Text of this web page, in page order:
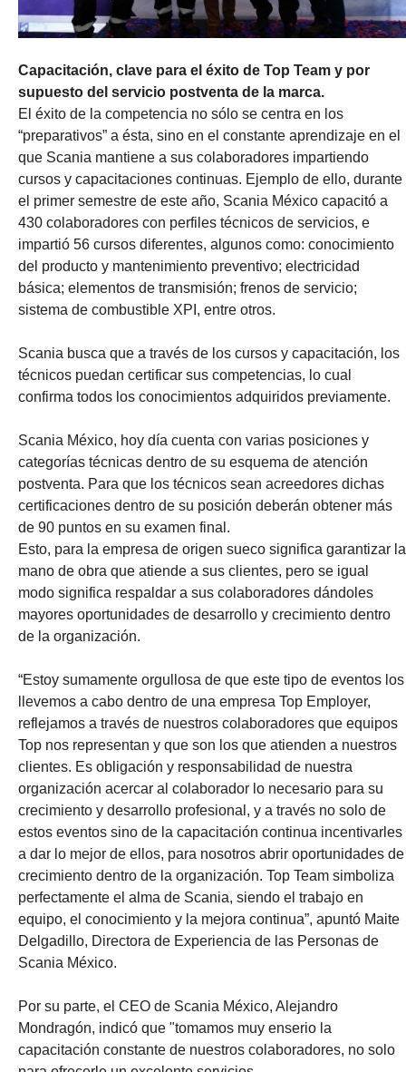
Capacitación, clave para el éxito de Top Team y por
supuesto del servicio postventa de la marca.
El éxito de la competencia no sólo se centra en los
“preparativos” a ésta, sino en el constante aprendizaje en el
que Scania mantiene a sus colaboradores impartiendo
cursos y capacitaciones continuas. Ejemplo de ello, durante
el primer semestre de este año, Scania México capacitó a
430 colaboradores con perfiles técnicos de servicios, e
impartió 56 cursos diferentes, algunos como: conocimiento
del producto y mantenimiento preventivo; electricidad
básica; elementos de transmisión; frenos de servicio;
sistema de combustible XPI, entre otros.
Scania busca que a través de los cursos y capacitación, los
técnicos puedan certificar sus competencias, lo cual
confirma todos los conocimientos adquiridos previamente.
Scania México, hoy día cuenta con varias posiciones y
categorías técnicas dentro de su esquema de atención
postventa. Para que los técnicos sean acreedores dichas
certificaciones dentro de su posición deberán obtener más
de 90 puntos en su examen final.
Esto, para la empresa de origen sueco significa garantizar la
mano de obra que atiende a sus clientes, pero se igual
modo significa respaldar a sus colaboradores dándoles
mayores oportunidades de desarrollo y crecimiento dentro
de la organización.
“Estoy sumamente orgullosa de que este tipo de eventos los
llevemos a cabo dentro de una empresa Top Employer,
reflejamos a través de nuestros colaboradores que equipos
Top nos representan y que son los que atienden a nuestros
clientes. Es obligación y responsabilidad de nuestra
organización acercar al colaborador lo necesario para su
crecimiento y desarrollo profesional, y a través no solo de
estos eventos sino de la capacitación continua incentivarles
a dar lo mejor de ellos, para nosotros abrir oportunidades de
crecimiento dentro de la organización. Top Team simboliza
perfectamente el alma de Scania, siendo el trabajo en
equipo, el conocimiento y la mejora continua”, apuntó Maite
Delgadillo, Directora de Experiencia de las Personas de
Scania México.
Por su parte, el CEO de Scania México, Alejandro
Mondragón, indicó que "tomamos muy enserio la
capacitación constante de nuestros colaboradores, no solo